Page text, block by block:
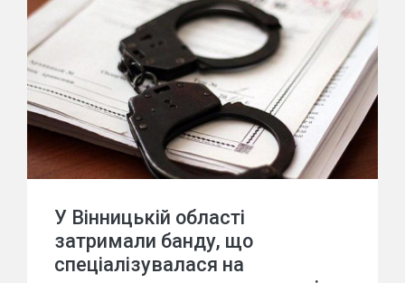
У Вінницькій області
затримали банду, що
спеціалізувалася на